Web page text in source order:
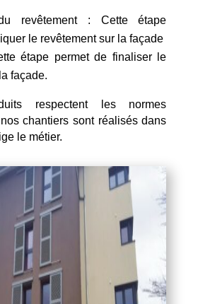
du revêtement : Cette étape
le revêtement sur la façade
étape permet de finaliser le
façade.
respectent les normes
chantiers sont réalisés dans
le métier.